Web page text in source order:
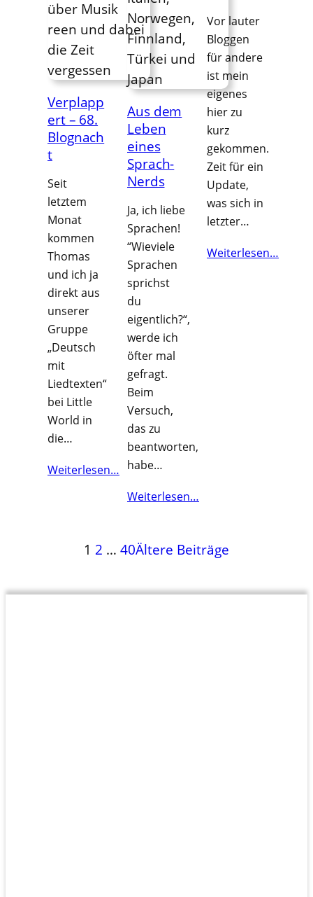
Verplapp
ert – 68.
Blognach
t
Seit
letztem
Monat
kommen
Thomas
und ich ja
direkt aus
unserer
Gruppe
„Deutsch
mit
Liedtexten“
bei Little
World in
die…
Weiterlesen…
Aus dem
Leben
eines
Sprach-
Nerds
Ja, ich liebe
Sprachen!
“Wieviele
Sprachen
sprichst
du
eigentlich?“,
werde ich
öfter mal
gefragt.
Beim
Versuch,
das zu
beantworten,
habe…
Weiterlesen…
Vor lauter
Bloggen
für andere
ist mein
eigenes
hier zu
kurz
gekommen.
Zeit für ein
Update,
was sich in
letzter…
Weiterlesen…
1 2 … 40Ältere Beiträge